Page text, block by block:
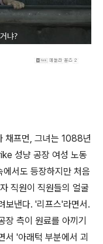
채프먼, 그녀는 1088년
성냥 공장 여성 노동
서도 등장하지만 처음
직원이 직원들의 얼굴
보낸다. '리프스'라면서.
측이 원료를 아끼기
서 '아래턱 부분에서 괴